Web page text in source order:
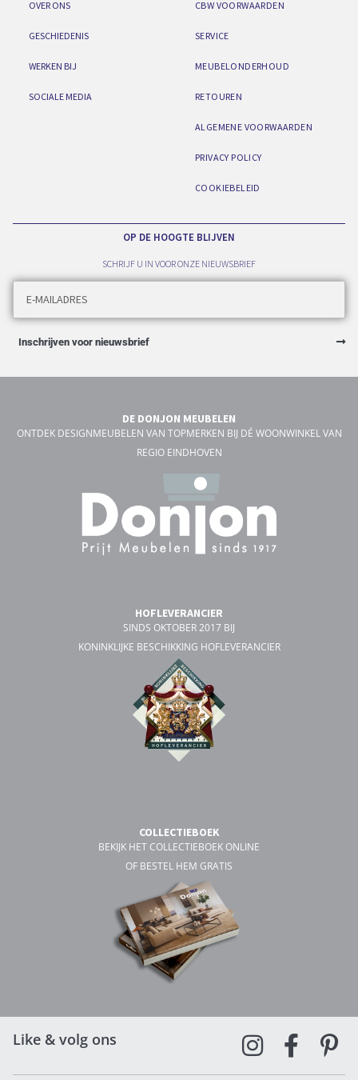
OVER ONS
GESCHIEDENIS
WERKEN BIJ
SOCIALE MEDIA
CBW VOORWAARDEN
SERVICE
MEUBELONDERHOUD
RETOUREN
ALGEMENE VOORWAARDEN
PRIVACY POLICY
COOKIEBELEID
OP DE HOOGTE BLIJVEN
SCHRIJF U IN VOOR ONZE NIEUWSBRIEF
Inschrijven voor nieuwsbrief
DE DONJON MEUBELEN
ONTDEK DESIGNMEUBELEN VAN TOPMERKEN BIJ DÉ WOONWINKEL VAN
REGIO EINDHOVEN
HOFLEVERANCIER
SINDS OKTOBER 2017 BIJ
KONINKLIJKE BESCHIKKING HOFLEVERANCIER
COLLECTIEBOEK
BEKIJK HET COLLECTIEBOEK ONLINE
OF BESTEL HEM GRATIS
Like & volg ons